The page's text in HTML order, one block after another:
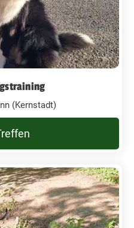
(Kernstadt)